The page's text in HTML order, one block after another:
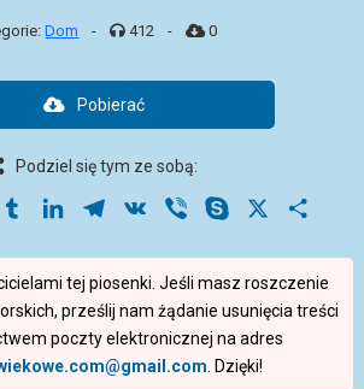
Dom - 412 - 0
Pobierać
Podziel się tym ze sobą:
TumblrLinkedInTelegram
VK Viber Skype
tej piosenki. Jeśli masz roszczenie
prześlij nam żądanie usunięcia treści
poczty elektronicznej na adres
. Dzięki!